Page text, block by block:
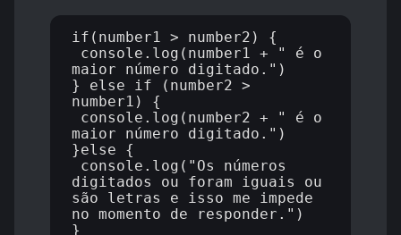
if(number1 > number2) {
console.log(number1 + " é o
maior número digitado.")
} else if (number2 >
number1) {
console.log(number2 + " é o
maior número digitado.")
}else {
console.log("Os números
digitados ou foram iguais ou
são letras e isso me impede
no momento de responder.")